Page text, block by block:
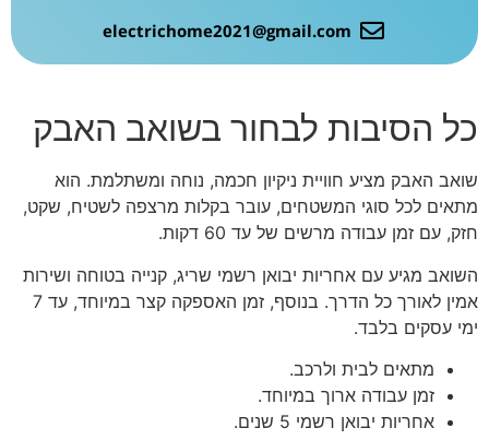
electrichome2021@gmail.com
כל הסיבות לבחור בשואב האבק
שואב האבק מציע חוויית ניקיון חכמה, נוחה ומשתלמת. הוא
מתאים לכל סוגי המשטחים, עובר בקלות מרצפה לשטיח, שקט,
חזק, עם זמן עבודה מרשים של עד 60 דקות.
השואב מגיע עם אחריות יבואן רשמי שריג, קנייה בטוחה ושירות
אמין לאורך כל הדרך. בנוסף, זמן האספקה קצר במיוחד, עד 7
ימי עסקים בלבד.
מתאים לבית ולרכב.
זמן עבודה ארוך במיוחד.
אחריות יבואן רשמי 5 שנים.